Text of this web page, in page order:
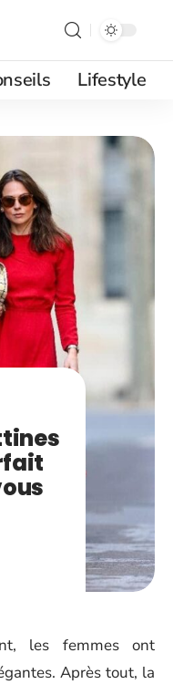
Lifestyle
les femmes ont
Après tout, la